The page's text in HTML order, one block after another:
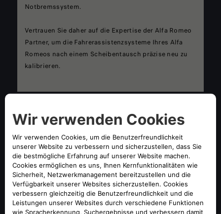
Notbremssystem.
Vertrauen Sie daher auf die Expertise der Alfa Romeo
Partner, um die Fahrerassistenzsysteme Ihres Alfa
Romeos nach einem Scheibentausch präzise neu zu
kalibrieren.
REPARATUR